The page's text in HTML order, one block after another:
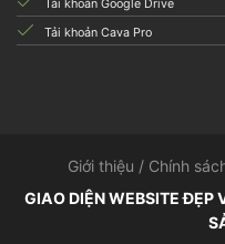
Tài khoản Google Drive
Tải khoản Cava Pro
Giới thiệu / Chính
GIAO DIỆN WEBSITE ĐẸP